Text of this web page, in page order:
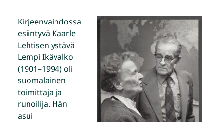
Kirjeenvaihdossa
esiintyvä Kaarle
Lehtisen ystävä
Lempi Ikävalko
(1901–1994) oli
suomalainen
toimittaja ja
runoilija. Hän
asui